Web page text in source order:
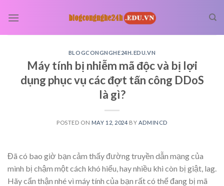
BLOGCONGNGHE24H.EDU.VN
Máy tính bị nhiễm mã độc và bị lợi
dụng phục vụ các đợt tấn công DDoS
là gì?
POSTED ON MAY 12, 2024 BY ADMINCD
Đã có bao giờ bạn cảm thấy đường truyền dẫn mạng của
mình bị chậm một cách khó hiểu, hay nhiều khi còn bị giật, lag.
Hãy cẩn thận nhé vì máy tính của bạn rất có thể đang bị mã